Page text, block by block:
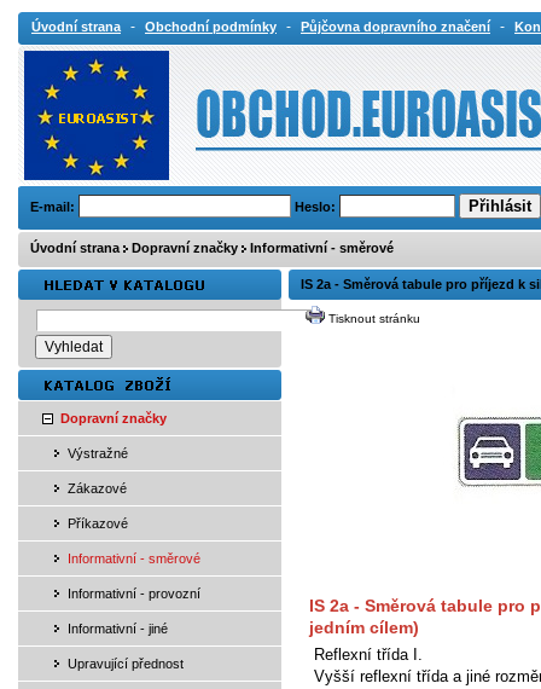
Úvodní strana - Obchodní podmínky - Půjčovna dopravního značení -
E-mail: Heslo:
Úvodní strana Dopravní značky Informativní - směrové
Dopravní značky
Výstražné
Zákazové
Příkazové
Informativní - směrové
Informativní - provozní
Informativní - jiné
Upravující přednost
IS 2a - Směrová tabule pro příjezd k
Tisknout stránku
IS 2a - Směrová tabule pro
jedním cílem)
Reflexní třída I.
Vyšší reflexní třída a jiné